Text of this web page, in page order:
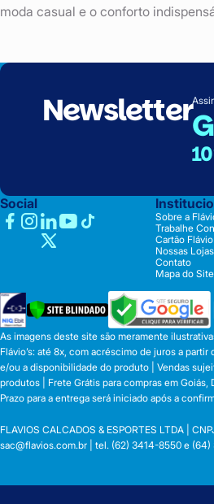
moda casual e o conforto
Newsletter
Social
Sobre a
Trabalhe
Cartão
Nossas Lojas
Contato
Mapa do Site
As imagens deste site são meramente
Flávio’s: até 8x, com acréscimo de juros a
e/ou a disponibilidade do produto | Vendas
produtos | Frete Grátis para compras em
Prazo para a entrega será iniciado após a
FLAVIOS CALCADOS & ESPORTES LTDA |
sac@flavios.com.br | tel. (62) 3414-8550 e (64)